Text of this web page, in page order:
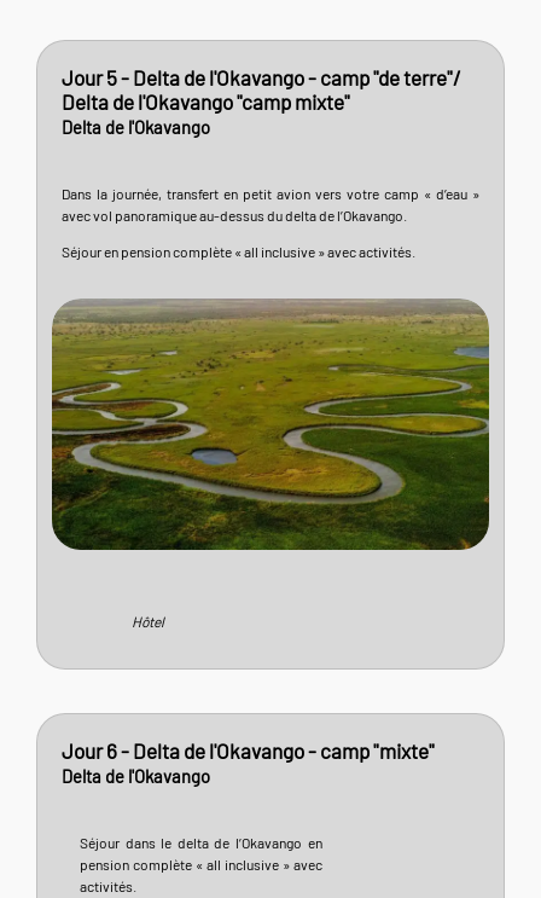
Jour 5 - Delta de l'Okavango - camp "de terre"/
Delta de l'Okavango "camp mixte"
Delta de l'Okavango
Dans la journée, transfert en petit avion vers votre camp « d’eau »
avec vol panoramique au-dessus du delta de l’Okavango.
Séjour en pension complète « all inclusive » avec activités.
Hôtel
Jour 6 - Delta de l'Okavango - camp "mixte"
Delta de l'Okavango
Séjour dans le delta de l’Okavango en
pension complète « all inclusive » avec
activités.